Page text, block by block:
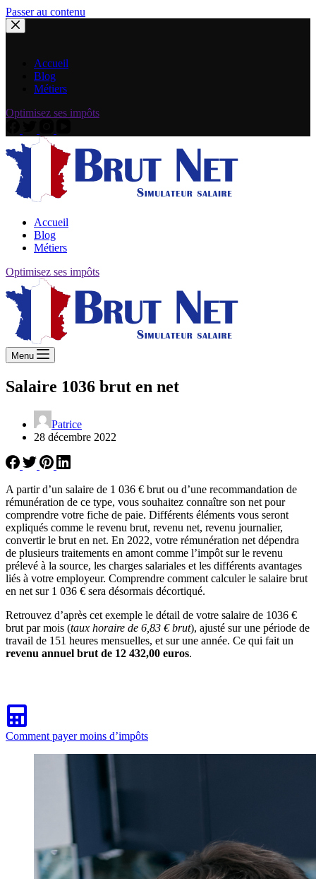
Passer au contenu
Accueil
Blog
Métiers
Optimisez ses impôts
Accueil
Blog
Métiers
Optimisez ses impôts
Menu
Salaire 1036 brut en net
Patrice
28 décembre 2022
A partir d’un salaire de 1 036 € brut ou d’une recommandation de
rémunération de ce type, vous souhaitez connaître son net pour
comprendre votre fiche de paie. Différents éléments vous seront
expliqués comme le revenu brut, revenu net, revenu journalier,
convertir le brut en net. En 2022, votre rémunération net dépendra
de plusieurs traitements en amont comme l’impôt sur le revenu
prélevé à la source, les charges salariales et les différents avantages
liés à votre employeur. Comprendre comment calculer le salaire brut
en net sur 1 036 € sera désormais décortiqué.
Retrouvez d’après cet exemple le détail de votre salaire de 1036 €
brut par mois (taux horaire de 6,83 € brut), ajusté sur une période de
travail de 151 heures mensuelles, et sur une année. Ce qui fait un
revenu annuel brut de 12 432,00 euros.
Comment payer moins d’impôts